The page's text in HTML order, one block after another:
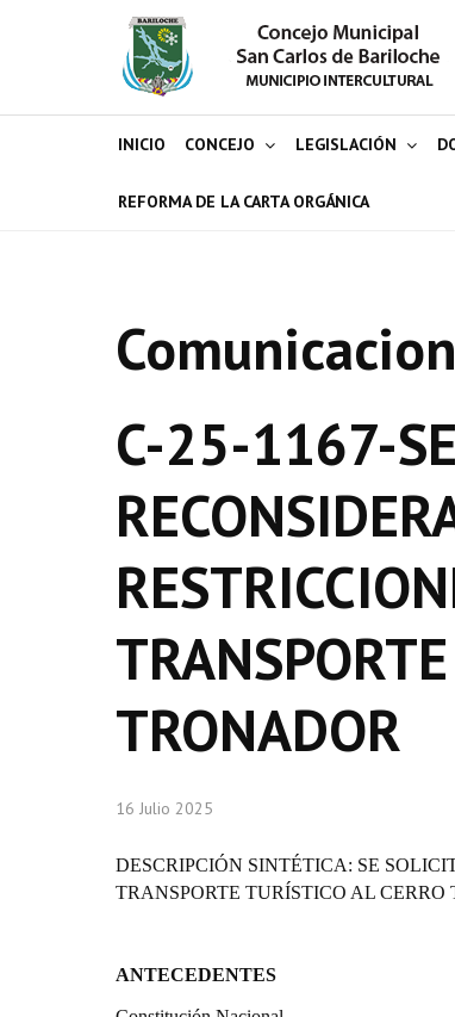
INICIO CONCEJO LEGISLACIÓN
REFORMA DE LA CARTA ORGÁNICA
C-25-1167-
TRONADOR
16 Julio 2025
DESCRIPCIÓN SINTÉTICA: SE
TRANSPORTE TURÍSTICO AL CERRO
ANTECEDENTES